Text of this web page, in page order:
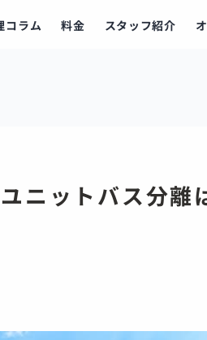
コラム 料金 スタッフ紹介
ニットバス分離